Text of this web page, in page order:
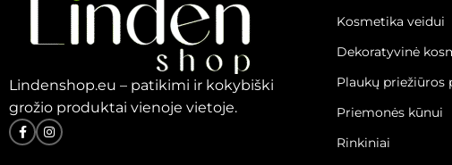
Lindenshop.eu – patikimi ir kokybiški
grožio produktai vienoje vietoje.
Kosmetika veidui
Dekoratyvinė
Plaukų priežiūros
Priemonės kūnui
Rinkiniai